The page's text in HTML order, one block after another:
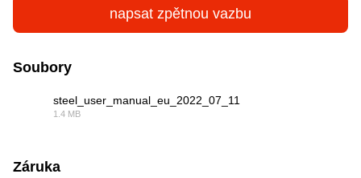
napsat zpětnou vazbu
Soubory
steel_user_manual_eu_2022_07_11
1.4 MB
Záruka